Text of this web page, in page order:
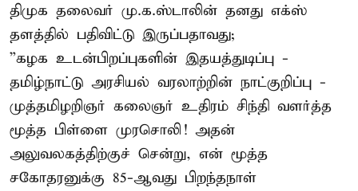
திமுக தலைவர் மு.க.ஸ்டாலின் தனது எக்ஸ்
தளத்தில் பதிவிட்டு இருப்பதாவது;
”கழக உடன்பிறப்புகளின் இதயத்துடிப்பு -
தமிழ்நாட்டு அரசியல் வரலாற்றின் நாட்குறிப்பு -
முத்தமிழறிஞர் கலைஞர் உதிரம் சிந்தி வளர்த்த
மூத்த பிள்ளை முரசொலி! அதன்
அலுவலகத்திற்குச் சென்று, என் மூத்த
சகோதரனுக்கு 85-ஆவது பிறந்தநாள்